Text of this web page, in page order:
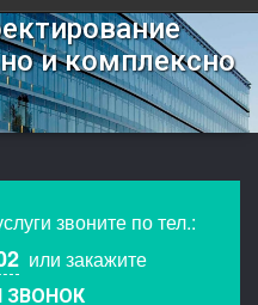
и комплексно
звоните по тел.:
или закажите
ЗВОНОК